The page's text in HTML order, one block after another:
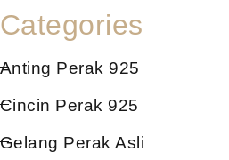
Categories
Anting Perak 925
Cincin Perak 925
Gelang Perak Asli